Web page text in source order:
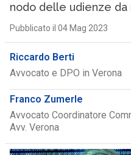
nodo delle udienze
Pubblicato il 04 Mag 2023
Riccardo Berti
Avvocato e DPO in Verona
Franco Zumerle
Avvocato Coordinatore
Avv. Verona